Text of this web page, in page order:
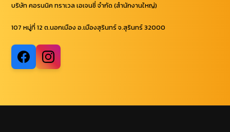
บริษัท คอรนนิค ทราเวล เอเจนซี่ จำกัด (สำนักงานใหญ่)
107 หมู่ที่ 12 ต.นอกเมือง อ.เมืองสุรินทร์ จ.สุรินทร์ 32000